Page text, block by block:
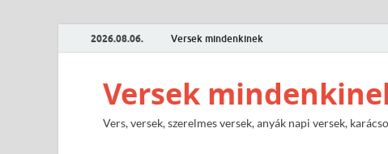
2026.08.06. Versek mindenkinek
Versek
Vers, versek, szerelmes versek, anyák napi versek,